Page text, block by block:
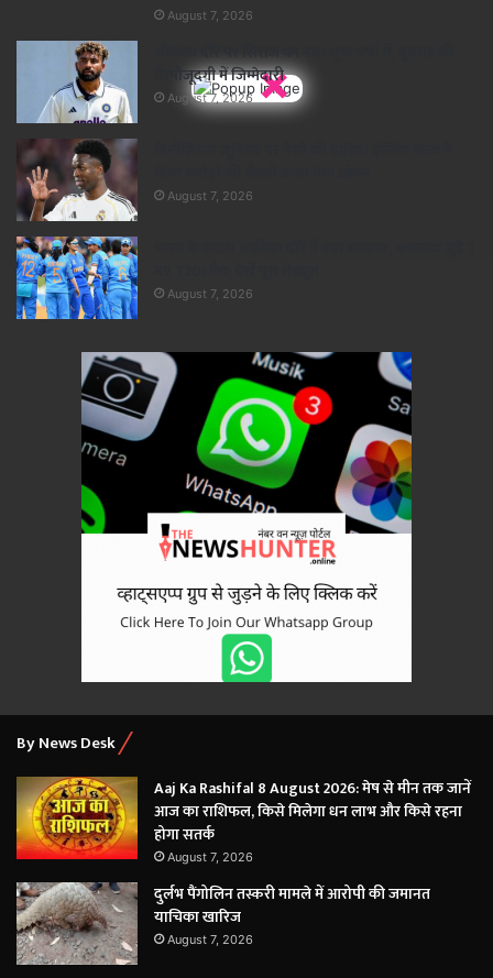
×
August 7, 2026
गैरमौजूदगी में जिम्मेदारी
August 7, 2026
August 7, 2026
August 7, 2026
By News Desk
Aaj Ka Rashifal 8 August 2026: मेष से मीन तक जानें
आज का राशिफल, किसे मिलेगा धन लाभ और किसे रहना
होगा सतर्क
August 7, 2026
दुर्लभ पैंगोलिन तस्करी मामले में आरोपी की जमानत
याचिका खारिज
August 7, 2026